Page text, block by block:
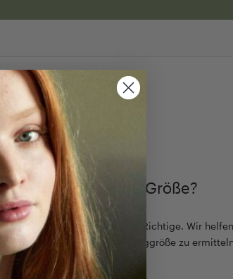
ich die passende Größe?
ist groß, aber es gibt nur eine Richtige. Wir helfen
einfach die passende Ringgröße zu
Ringgrößen - Guide